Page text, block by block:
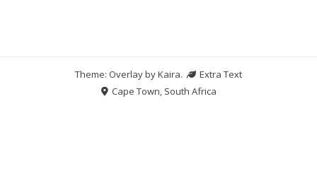
Theme: Overlay byKaira.
Extra Text
Cape Town, South Africa